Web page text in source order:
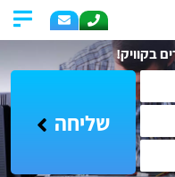
בקוויק!
שליחה